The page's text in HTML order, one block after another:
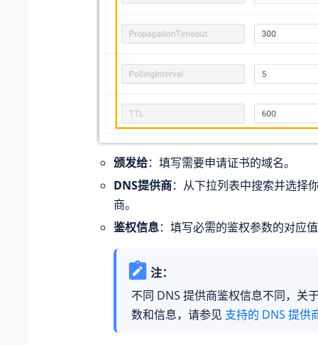
颁发给：填写需要申请证书的域名。
DNS提供商：从下拉列表中搜索并选择
商。
鉴权信息：填写必需的鉴权参数的对应
注：
不同 DNS 提供商鉴权信息不同，关
数和信息，请参见 支持的 DNS 提供